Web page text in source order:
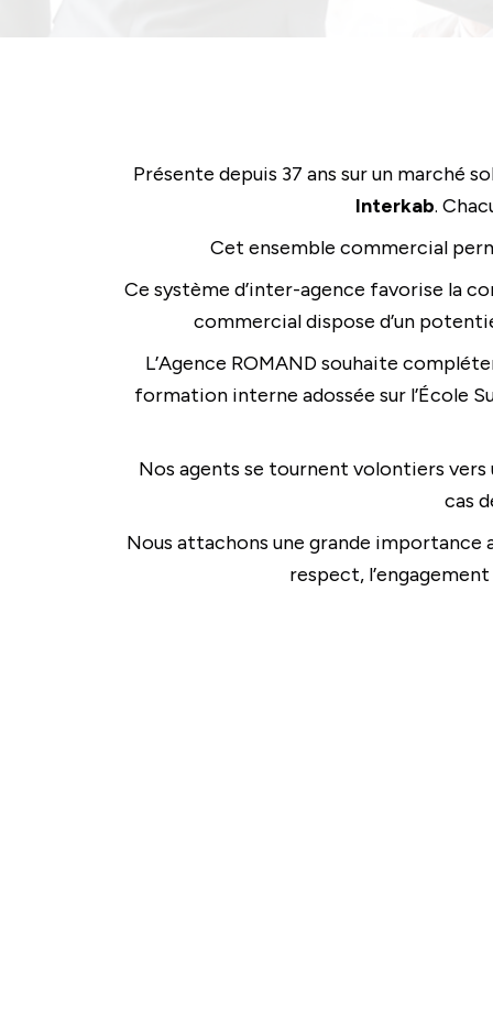
Présente depuis 37 ans sur un marché
Interkab.
Cet ensemble commercial
Ce système d’inter-agence favorise la
commercial dispose d’un
L’Agence ROMAND souhaite
formation interne adossée sur l’École
Nos agents se tournent volontiers
cas
Nous attachons une grande importance
respect,